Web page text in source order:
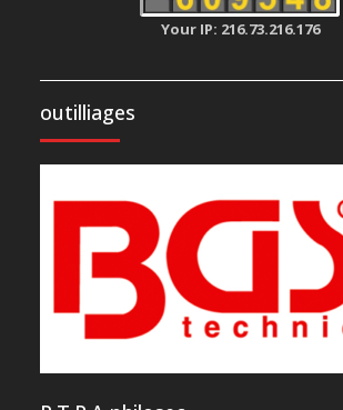
Your IP: 216.73.216.176
outilliages